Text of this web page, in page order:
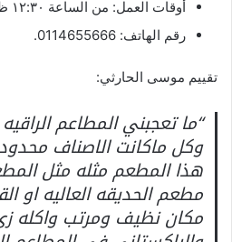
أوقات العمل: من الساعة ١٢:٣٠ ظهر إلى الساعة ١١:٤٥م
رقم الهاتف: 0114655666.
تقييم موسى الحارثي:
“ما تعجبني المطاعم
وكل ماكانت الاصناف
هذا المطعم مثله مثل
مطعم الحديقه العاليه او
مكان نظيف ومرتب واكله